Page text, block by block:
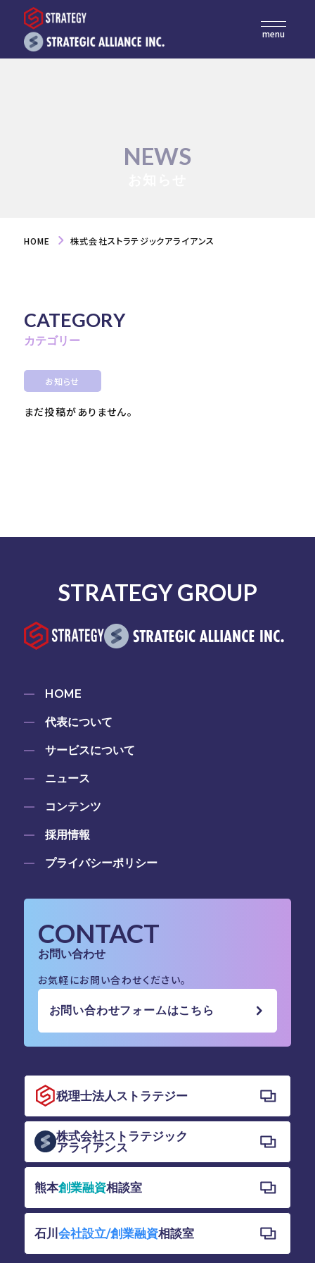
menu
NEWS
HOME 株式会社ストラテジックアライアンス
CATEGORY
カテゴリー
お知らせ
まだ投稿がありません。
STRATEGY GROUP
HOME
代表について
サービスについて
ニュース
コンテンツ
採用情報
プライバシーポリシー
CONTACT
お問い合わせ
お気軽にお問い合わせください。
お問い合わせフォームはこちら
税理士法人ストラテジー
株式会社ストラテジック
アライアンス
熊本創業融資相談室
石川会社設立/創業融資相談室